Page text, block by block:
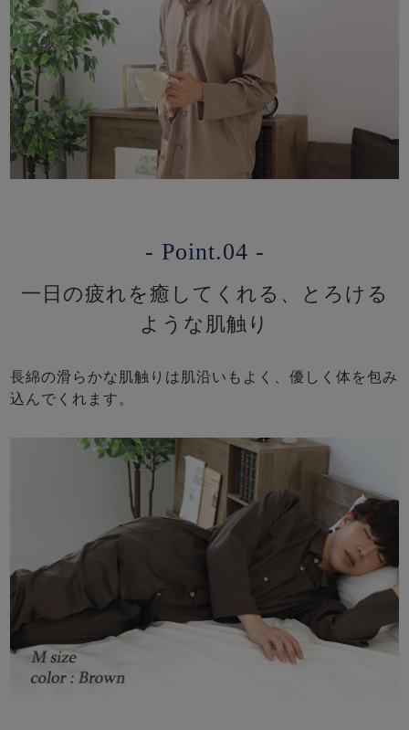
- Point.04 -
一日の疲れを癒してくれる、とろける
ような肌触り
長綿の滑らかな肌触りは肌沿いもよく、優しく体を包み
込んでくれます。